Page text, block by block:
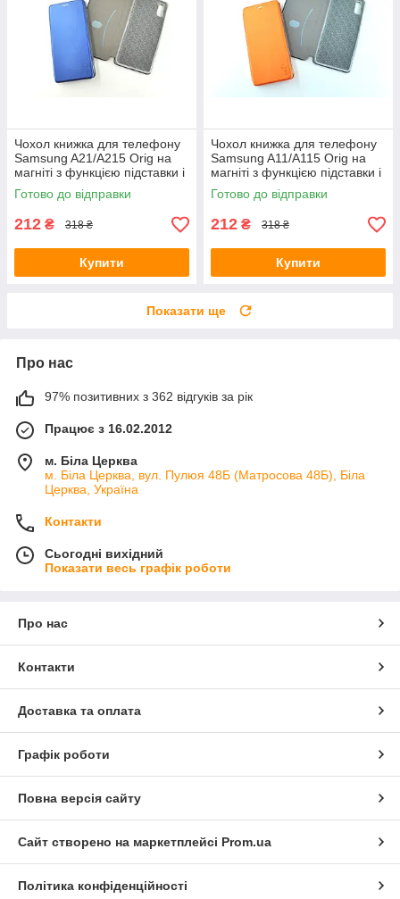
Чохол книжка для телефону
Samsung A21/A215 Orig на
магніті з функцією підставки і
кишенею для карток Blue
4you
Готово до відправки
212 ₴ 318 ₴
Купити
Чохол книжка для телефону
Samsung A11/A115 Orig на
магніті з функцією підставки і
кишенею для карток Orange
Готово до відправки
212 ₴ 318 ₴
Купити
Показати ще
Про нас
97% позитивних з 362 відгуків за рік
Працює з 16.02.2012
м. Біла Церква
м. Біла Церква, вул. Пулюя 48Б (Матросова 48Б), Біла
Церква, Україна
Контакти
Сьогодні вихідний
Показати весь графік роботи
Про нас
Контакти
Доставка та оплата
Графік роботи
Повна версія сайту
Сайт створено на маркетплейсі Prom.ua
Політика конфіденційності